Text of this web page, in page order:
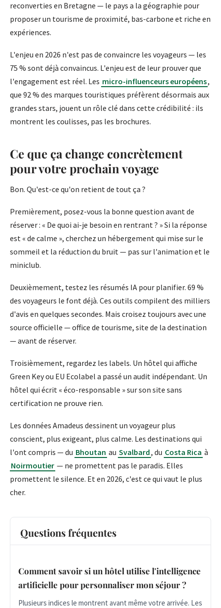
reconverties en Bretagne — le pays a la géographie pour
proposer un tourisme de proximité, bas-carbone et riche en
expériences.
L'enjeu en 2026 n'est pas de convaincre les voyageurs — les
75 % sont déjà convaincus. L'enjeu est de leur prouver que
l'engagement est réel. Les micro-influenceurs européens,
que 92 % des marques touristiques préfèrent désormais aux
grandes stars, jouent un rôle clé dans cette crédibilité : ils
montrent les coulisses, pas les brochures.
Ce que ça change concrètement
pour votre prochain voyage
Bon. Qu'est-ce qu'on retient de tout ça ?
Premièrement, posez-vous la bonne question avant de
réserver : « De quoi ai-je besoin en rentrant ? » Si la réponse
est « de calme », cherchez un hébergement qui mise sur le
sommeil et la réduction du bruit — pas sur l'animation et le
miniclub.
Deuxièmement, testez les résumés IA pour planifier. 69 %
des voyageurs le font déjà. Ces outils compilent des milliers
d'avis en quelques secondes. Mais croisez toujours avec une
source officielle — office de tourisme, site de la destination
— avant de réserver.
Troisièmement, regardez les labels. Un hôtel qui affiche
Green Key ou EU Ecolabel a passé un audit indépendant. Un
hôtel qui écrit « éco-responsable » sur son site sans
certification ne prouve rien.
Les données Amadeus dessinent un voyageur plus
conscient, plus exigeant, plus calme. Les destinations qui
l'ont compris — du Bhoutan au Svalbard, du Costa Rica à
Noirmoutier — ne promettent pas le paradis. Elles
promettent le silence. Et en 2026, c'est ce qui vaut le plus
cher.
Questions fréquentes
Comment savoir si un hôtel utilise l'intelligence
artificielle pour personnaliser mon séjour ?
Plusieurs indices le montrent avant même votre arrivée. Les